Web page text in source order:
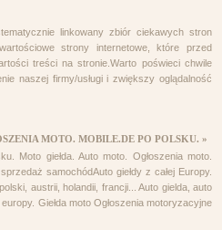
linkowany zbiór ciekawych stron
strony internetowe, które przed
treści na stronie.Warto poświeci chwile
naszej firmy/usługi i zwiększy oglądalność
MOTO. MOBILE.DE PO POLSKU. »
Moto giełda. Auto moto. Ogłoszenia moto.
samochódAuto giełdy z całej Europy.
austrii, holandii, francji... Auto gielda, auto
Giełda moto Ogłoszenia motoryzacyjne